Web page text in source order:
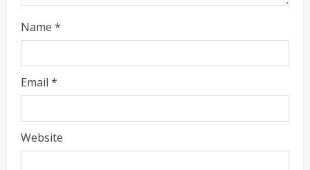
Name *
Email *
Website